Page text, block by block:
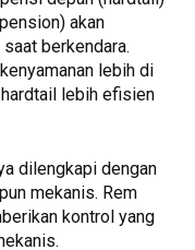
akan
berkendara.
lebih di
lebih efisien
dilengkapi dengan
mekanis. Rem
kontrol yang